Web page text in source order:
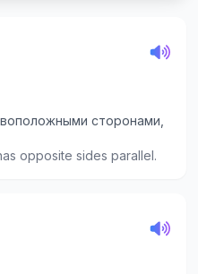
сторонами,
opposite sides parallel.